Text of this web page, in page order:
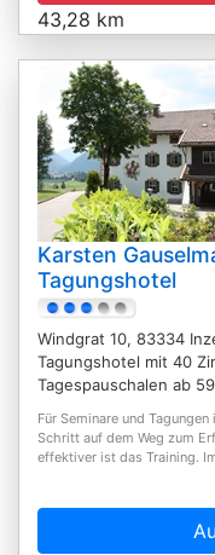
43,28 km
Karsten
Tagungshotel
Windgrat 10, 83334
Tagungshotel mit 40
Tagespauschalen ab
Für Seminare und
Schritt auf dem Weg zum
effektiver ist das Training.